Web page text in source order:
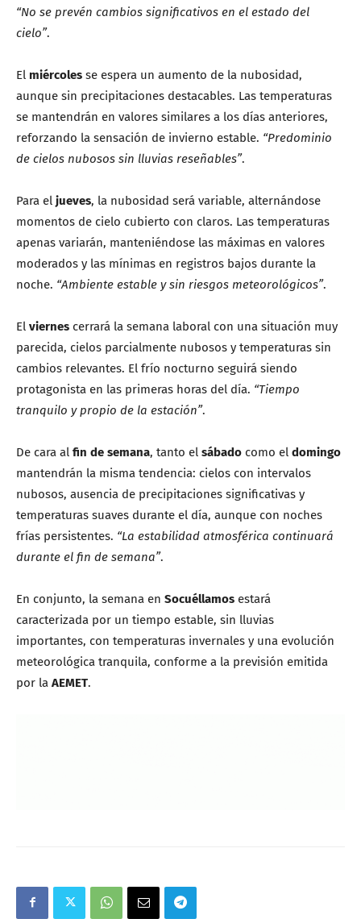
“No se prevén cambios significativos en el estado del
cielo”.
El miércoles se espera un aumento de la nubosidad,
aunque sin precipitaciones destacables. Las temperaturas
se mantendrán en valores similares a los días anteriores,
reforzando la sensación de invierno estable. “Predominio
de cielos nubosos sin lluvias reseñables”.
Para el jueves, la nubosidad será variable, alternándose
momentos de cielo cubierto con claros. Las temperaturas
apenas variarán, manteniéndose las máximas en valores
moderados y las mínimas en registros bajos durante la
noche. “Ambiente estable y sin riesgos meteorológicos”.
El viernes cerrará la semana laboral con una situación muy
parecida, cielos parcialmente nubosos y temperaturas sin
cambios relevantes. El frío nocturno seguirá siendo
protagonista en las primeras horas del día. “Tiempo
tranquilo y propio de la estación”.
De cara al fin de semana, tanto el sábado como el domingo
mantendrán la misma tendencia: cielos con intervalos
nubosos, ausencia de precipitaciones significativas y
temperaturas suaves durante el día, aunque con noches
frías persistentes. “La estabilidad atmosférica continuará
durante el fin de semana”.
En conjunto, la semana en Socuéllamos estará
caracterizada por un tiempo estable, sin lluvias
importantes, con temperaturas invernales y una evolución
meteorológica tranquila, conforme a la previsión emitida
por la AEMET.